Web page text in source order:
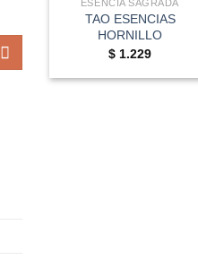
ESENCIA SAGRADA
TAO ESENCIAS
HORNILLO
$ 1.229